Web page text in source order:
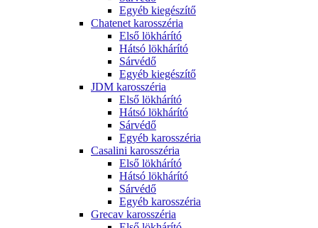
Egyéb kiegészítő
Chatenet karosszéria
Első lökhárító
Hátsó lökhárító
Sárvédő
Egyéb kiegészítő
JDM karosszéria
Első lökhárító
Hátsó lökhárító
Sárvédő
Egyéb karosszéria
Casalini karosszéria
Első lökhárító
Hátsó lökhárító
Sárvédő
Egyéb karosszéria
Grecav karosszéria